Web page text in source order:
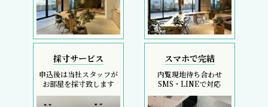
採寸サービス
申込後は当社スタッフが
お部屋を採寸致します
スマホで完結
内覧現地待ち合わせ
SMS・LINEで対応